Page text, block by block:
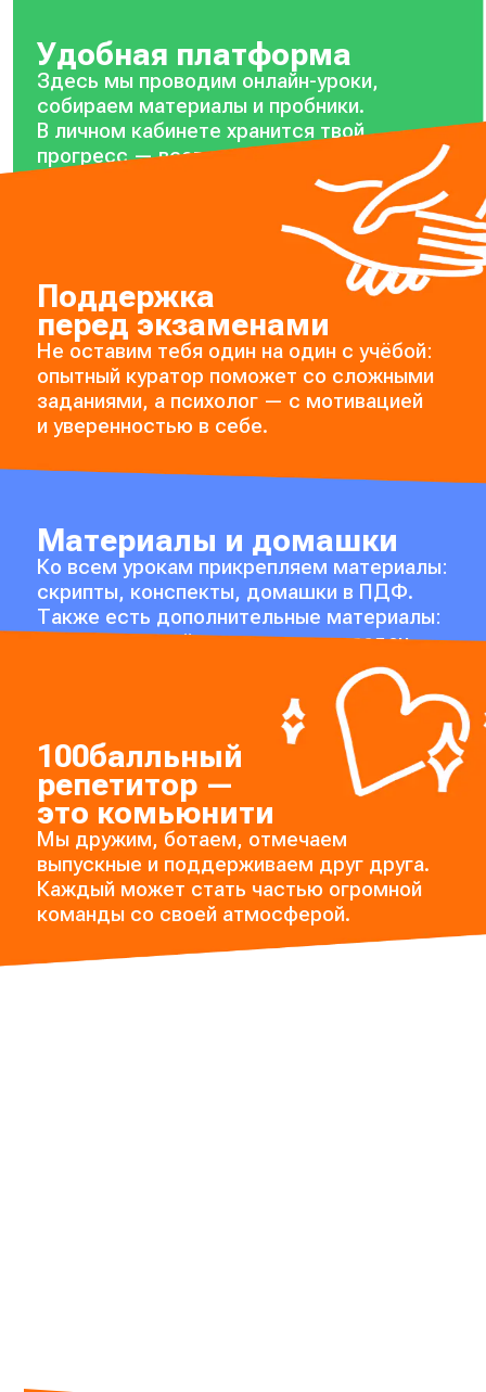
Удобная платформа
Здесь мы проводим онлайн-уроки,
собираем материалы и пробники.
В личном кабинете хранится твой
прогресс — всегда можно посмотреть,
Поддержка
перед экзаменами
Не оставим тебя один на один с учёбой:
опытный куратор поможет со сложными
заданиями, а психолог — с мотивацией
и уверенностью в себе.
Материалы и домашки
Ко всем урокам прикрепляем материалы:
скрипты, конспекты, домашки в ПДФ.
Также есть дополнительные материалы:
шпаргалки и гайды по решению задач.
100балльный
репетитор —
это комьюнити
Мы дружим, ботаем, отмечаем
выпускные и поддерживаем друг друга.
Каждый может стать частью огромной
команды со своей атмосферой.